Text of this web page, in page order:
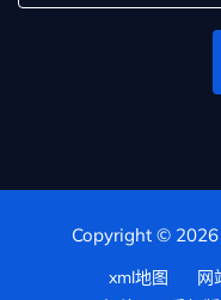
Copyright ©
xml地图 网